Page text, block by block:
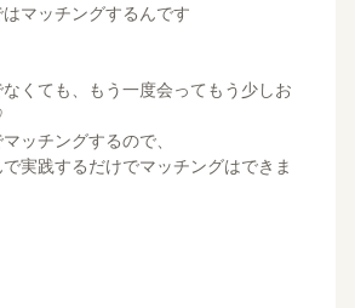
マッチングするんです
くても、もう一度会ってもう少しお
ッチングするので、
実践するだけでマッチングはできま